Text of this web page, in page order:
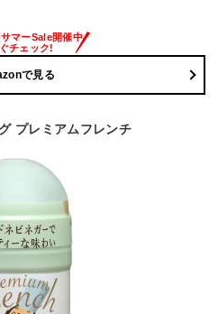
で見る
プレミアムフレンチ